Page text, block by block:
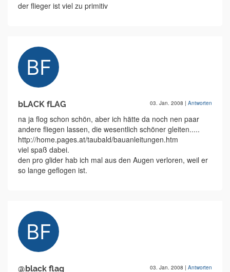
der flieger ist viel zu primitiv
bLACK fLAG 03. Jan. 2008 | Antworten
na ja flog schon schön, aber ich hätte da noch nen paar
andere fliegen lassen, die wesentlich schöner gleiten.....
http://home.pages.at/taubald/bauanleitungen.htm
viel spaß dabei.
den pro glider hab ich mal aus den Augen verloren, weil er
so lange geflogen ist.
@black flag 03. Jan. 2008 | Antworten